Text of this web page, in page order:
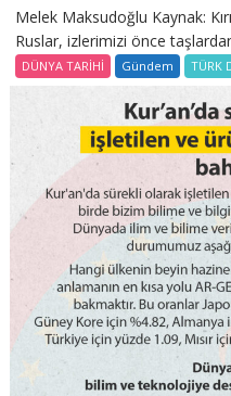
Melek Maksudoğlu Kaynak:
Ruslar, izlerimizi önce
DÜNYA TARİHİ Gündem TÜRK